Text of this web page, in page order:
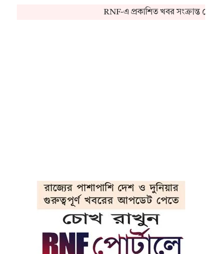
RNF-এ প্রকাশিত খবর সংক্রান্ত